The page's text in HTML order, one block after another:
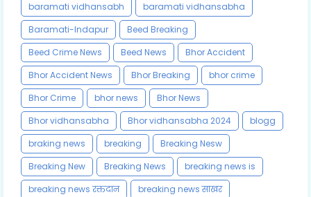
baramati vidhansabh
baramati vidhansabha
Baramati-Indapur
Beed Breaking
Beed Crime News
Beed News
Bhor Accident
Bhor Accident News
Bhor Breaking
bhor crime
Bhor Crime
bhor news
Bhor News
Bhor vidhansabha
Bhor vidhansabha 2024
blogg
braking news
breaking
Breaking Nesw
Breaking New
Breaking News
breaking news is
breaking news रक्तदान
breaking news साखर